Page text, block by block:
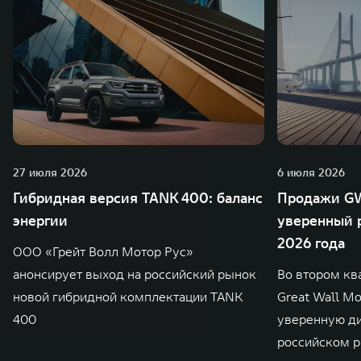
27 июля 2026
Гибридная версия TANK 400: баланс
энергии
ООО «Грейт Волл Мотор Рус»
анонсирует выход на российский рынок
новой гибридной комплектации TANK
400
6 июля 2026
Продажи
уверенный
2026 года
Во втором
Great Wall
уверенную
российском